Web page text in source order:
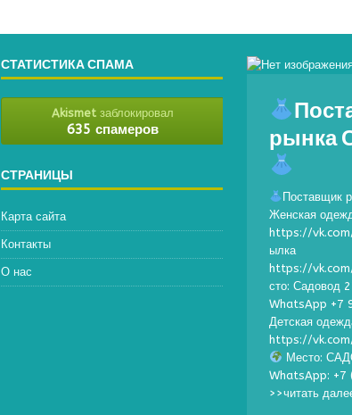
СТАТИСТИКА СПАМА
Akismet заблокировал
635 спамеров
СТРАНИЦЫ
Карта сайта
Контакты
О нас
рынка
Поставщик
Женская
https://
ылка
https://
сто: Садовод
WhatsApp +7
Детская
https://
Место:
WhatsApp:
>>читать